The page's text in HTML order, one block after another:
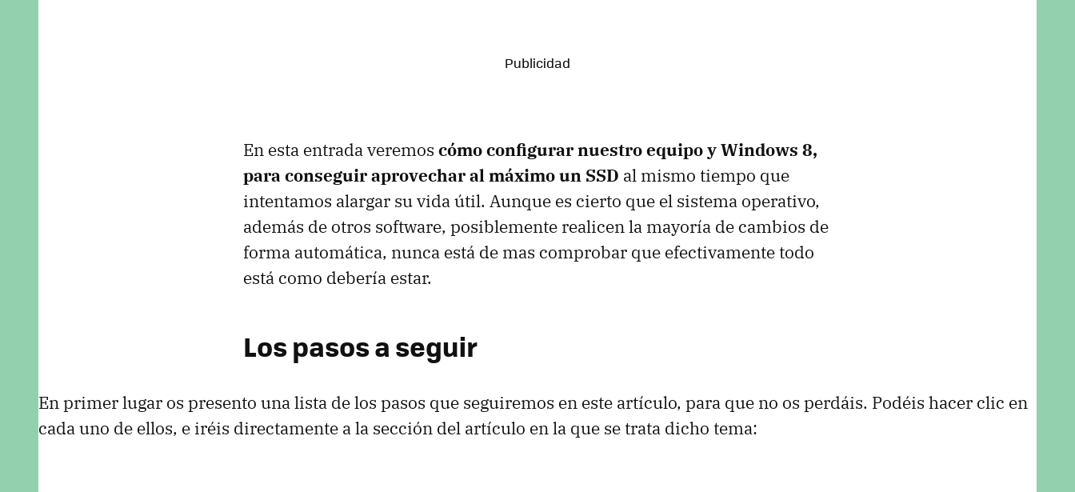
En esta entrada veremos cómo configurar nuestro equipo y Windows 8,
para conseguir aprovechar al máximo un SSD al mismo tiempo que
intentamos alargar su vida útil. Aunque es cierto que el sistema operativo,
además de otros software, posiblemente realicen la mayoría de cambios de
forma automática, nunca está de mas comprobar que efectivamente todo
está como debería estar.
Los pasos a seguir
En primer lugar os presento una lista de los pasos que seguiremos en este artículo, para que no os perdáis. Podéis hacer clic en
cada uno de ellos, e iréis directamente a la sección del artículo en la que se trata dicho tema: